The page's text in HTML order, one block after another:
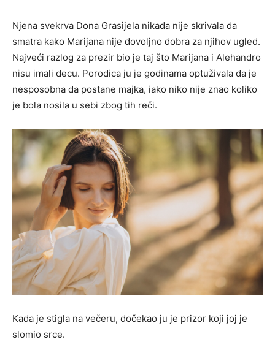
Njena svekrva Dona Grasijela nikada nije skrivala da
smatra kako Marijana nije dovoljno dobra za njihov ugled.
Najveći razlog za prezir bio je taj što Marijana i Alehandro
nisu imali decu. Porodica ju je godinama optuživala da je
nesposobna da postane majka, iako niko nije znao koliko
je bola nosila u sebi zbog tih reči.
Kada je stigla na večeru, dočekao ju je prizor koji joj je
slomio srce.